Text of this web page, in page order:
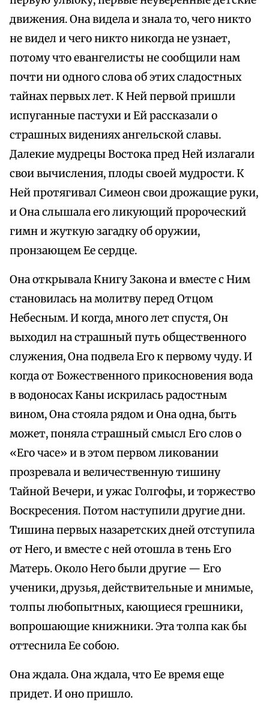
движения. Она видела и знала то, чего никто
не видел и чего никто никогда не узнает,
потому что евангелисты не сообщили нам
почти ни одного слова об этих сладостных
тайнах первых лет. К Ней первой пришли
испуганные пастухи и Ей рассказали о
страшных видениях ангельской славы.
Далекие мудрецы Востока пред Ней излагали
свои вычисления, плоды своей мудрости. К
Ней протягивал Симеон свои дрожащие руки,
и Она слышала его ликующий пророческий
гимн и жуткую загадку об оружии,
пронзающем Ее сердце.
Она открывала Книгу Закона и вместе с Ним
становилась на молитву перед Отцом
Небесным. И когда, много лет спустя, Он
выходил на страшный путь общественного
служения, Она подвела Его к первому чуду. И
когда от Божественного прикосновения вода
в водоносах Каны искрилась радостным
вином, Она стояла рядом и Она одна, быть
может, поняла страшный смысл Его слов о
«Его часе» и в этом первом ликовании
прозревала и величественную тишину
Тайной Вечери, и ужас Голгофы, и торжество
Воскресения. Потом наступили другие дни.
Тишина первых назаретских дней отступила
от Него, и вместе с ней отошла в тень Его
Матерь. Около Него были другие — Его
ученики, друзья, действительные и мнимые,
толпы любопытных, кающиеся грешники,
вопрошающие книжники. Эта толпа как бы
оттеснила Ее собою.
Она ждала. Она ждала, что Ее время еще
придет. И оно пришло.